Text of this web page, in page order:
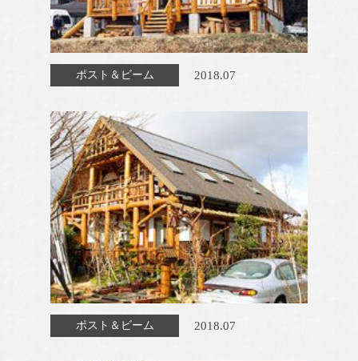
ポスト＆ビーム 2018.07
ポスト＆ビーム 2018.07